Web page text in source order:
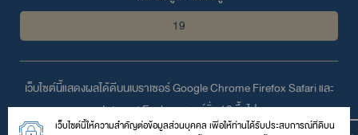
19
เว็บไซต์นี้แสดงผลได้ดีบนเบราเซอร์Google ChromeFirefoxSafariและ
Internet Explorerเวอร์ชั่น 10 ขึ้นไป
เว็บไซต์นี้ให้ความสำคัญต่อข้อมูลส่วนบุคคล เพื่อให้ท่านได้รับประสบการณ์ที่ดีบน